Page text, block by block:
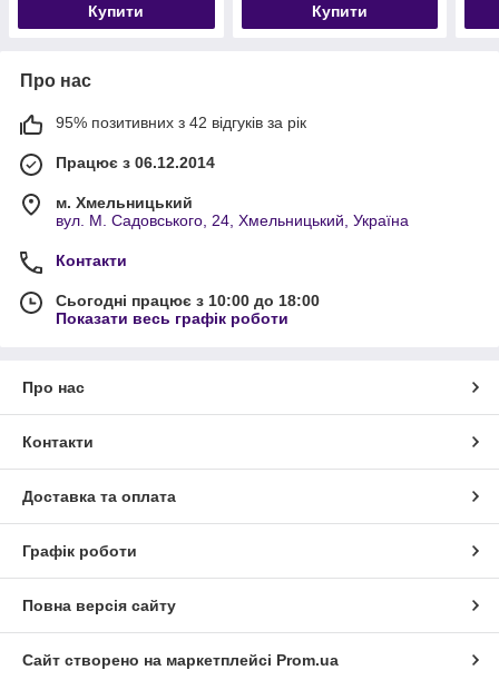
Купити Купити
Про нас
95% позитивних з 42 відгуків за рік
Працює з 06.12.2014
м. Хмельницький
вул. М. Садовського, 24, Хмельницький, Україна
Контакти
Сьогодні працює з 10:00 до 18:00
Показати весь графік роботи
Про нас
Контакти
Доставка та оплата
Графік роботи
Повна версія сайту
Сайт створено на маркетплейсі Prom.ua